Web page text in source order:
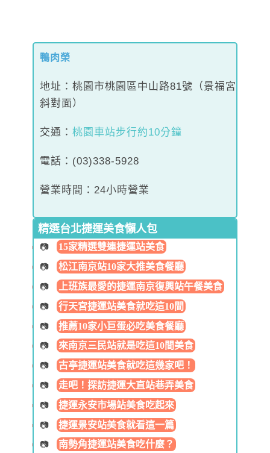
鴨肉榮
地址：桃園市桃園區中山路81號（景福宮
斜對面）
交通： 桃園車站步行約10分鐘
電話：(03)338-5928
營業時間：24小時營業
精選台北捷運美食懶人包
15家精選雙連捷運站美食
松江南京站10家大推美食餐廳
上班族最愛的捷運南京復興站午餐美食
行天宮捷運站美食就吃這10間
推薦10家小巨蛋必吃美食餐廳
來南京三民站就是吃這10間美食
古亭捷運站美食就吃這幾家吧！
走吧！探訪捷運大直站巷弄美食
捷運永安市場站美食吃起來
捷運景安站美食就看這一篇
南勢角捷運站美食吃什麼？